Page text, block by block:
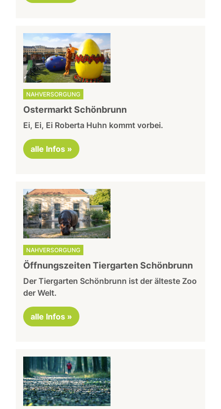
NAHVERSORGUNG
Ostermarkt Schönbrunn
Ei, Ei, Ei Roberta Huhn kommt vorbei.
alle Infos »
NAHVERSORGUNG
Öffnungszeiten Tiergarten Schönbrunn
Der Tiergarten Schönbrunn ist der älteste Zoo
der Welt.
alle Infos »